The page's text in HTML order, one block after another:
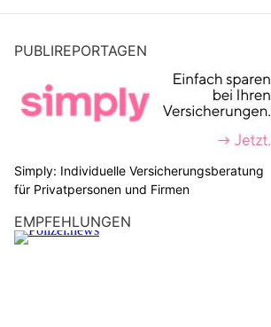
PUBLIREPORTAGEN
Simply: Individuelle Versicherungsberatung
für Privatpersonen und Firmen
EMPFEHLUNGEN